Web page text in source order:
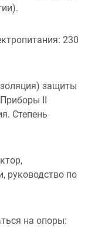
230
защиты
II
Степень
руководство по
на опоры: